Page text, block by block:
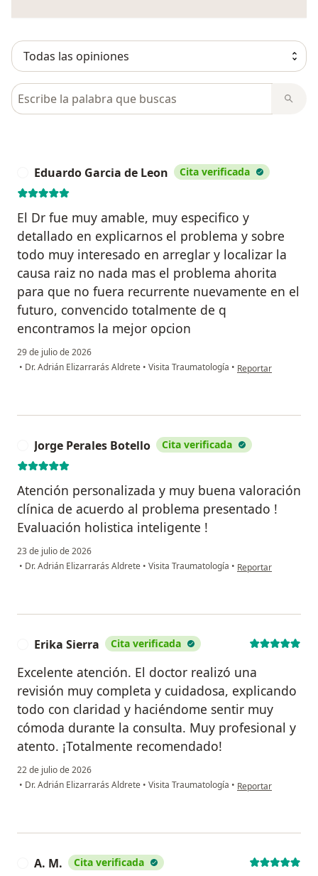
Busca en opiniones
Eduardo Garcia de Leon Cita verificada
El Dr fue muy amable, muy especifico y
detallado en explicarnos el problema y sobre
todo muy interesado en arreglar y localizar la
causa raiz no nada mas el problema ahorita
para que no fuera recurrente nuevamente en el
futuro, convencido totalmente de q
encontramos la mejor opcion
29 de julio de 2026
• Dr. Adrián Elizarrarás Aldrete • Visita Traumatología • en opinión del
Reportar
Jorge Perales Botello Cita verificada
Atención personalizada y muy buena valoración
clínica de acuerdo al problema presentado !
Evaluación holistica inteligente !
23 de julio de 2026
• Dr. Adrián Elizarrarás Aldrete • Visita Traumatología • en opinión del
Reportar
Erika Sierra Cita verificada
Excelente atención. El doctor realizó una
revisión muy completa y cuidadosa, explicando
todo con claridad y haciéndome sentir muy
cómoda durante la consulta. Muy profesional y
atento. ¡Totalmente recomendado!
22 de julio de 2026
• Dr. Adrián Elizarrarás Aldrete • Visita Traumatología • en opinión del
Reportar
A. M. Cita verificada